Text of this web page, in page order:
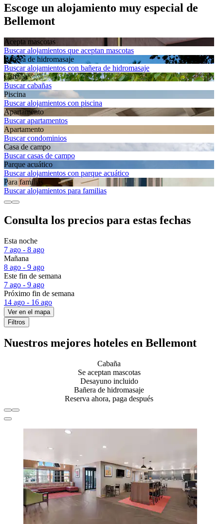
Escoge un alojamiento muy especial de
Bellemont
Acepta mascotas
Buscar alojamientos que aceptan mascotas
Bañera de hidromasaje
Buscar alojamientos con bañera de hidromasaje
Cabaña
Buscar cabañas
Piscina
Buscar alojamientos con piscina
Apartamento
Buscar apartamentos
Apartamento
Buscar condominios
Casa de campo
Buscar casas de campo
Parque acuático
Buscar alojamientos con parque acuático
Para familias
Buscar alojamientos para familias
Consulta los precios para estas fechas
Esta noche
7 ago - 8 ago
Mañana
8 ago - 9 ago
Este fin de semana
7 ago - 9 ago
Próximo fin de semana
14 ago - 16 ago
Ver en el mapa
Filtros
Nuestros mejores hoteles en Bellemont
Cabaña
Se aceptan mascotas
Desayuno incluido
Bañera de hidromasaje
Reserva ahora, paga después